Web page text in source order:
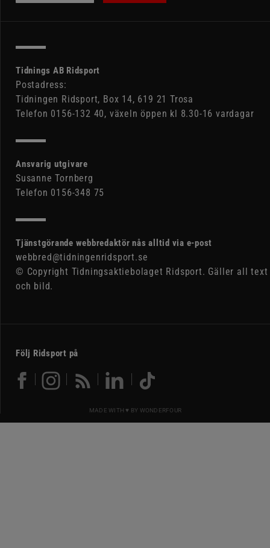
Tidnings AB Ridsport
Postadress:
Tidningen Ridsport, Box 14, 619 21 Trosa
Telefon 0156-132 40, växeln öppen kl 8.30-16 vardagar
Ansvarig utgivare
Susanne Tornberg
Telefon 0156-348 75
Tjänstgörande webbredaktör nås alltid via e-post
webbred@tidningenridsport.se
© Copyright Tidningsaktiebolaget Ridsport. Gäller all text
och bild.
Följ Ridsport på
MADE WITH ♥ BY WONDERFOUR